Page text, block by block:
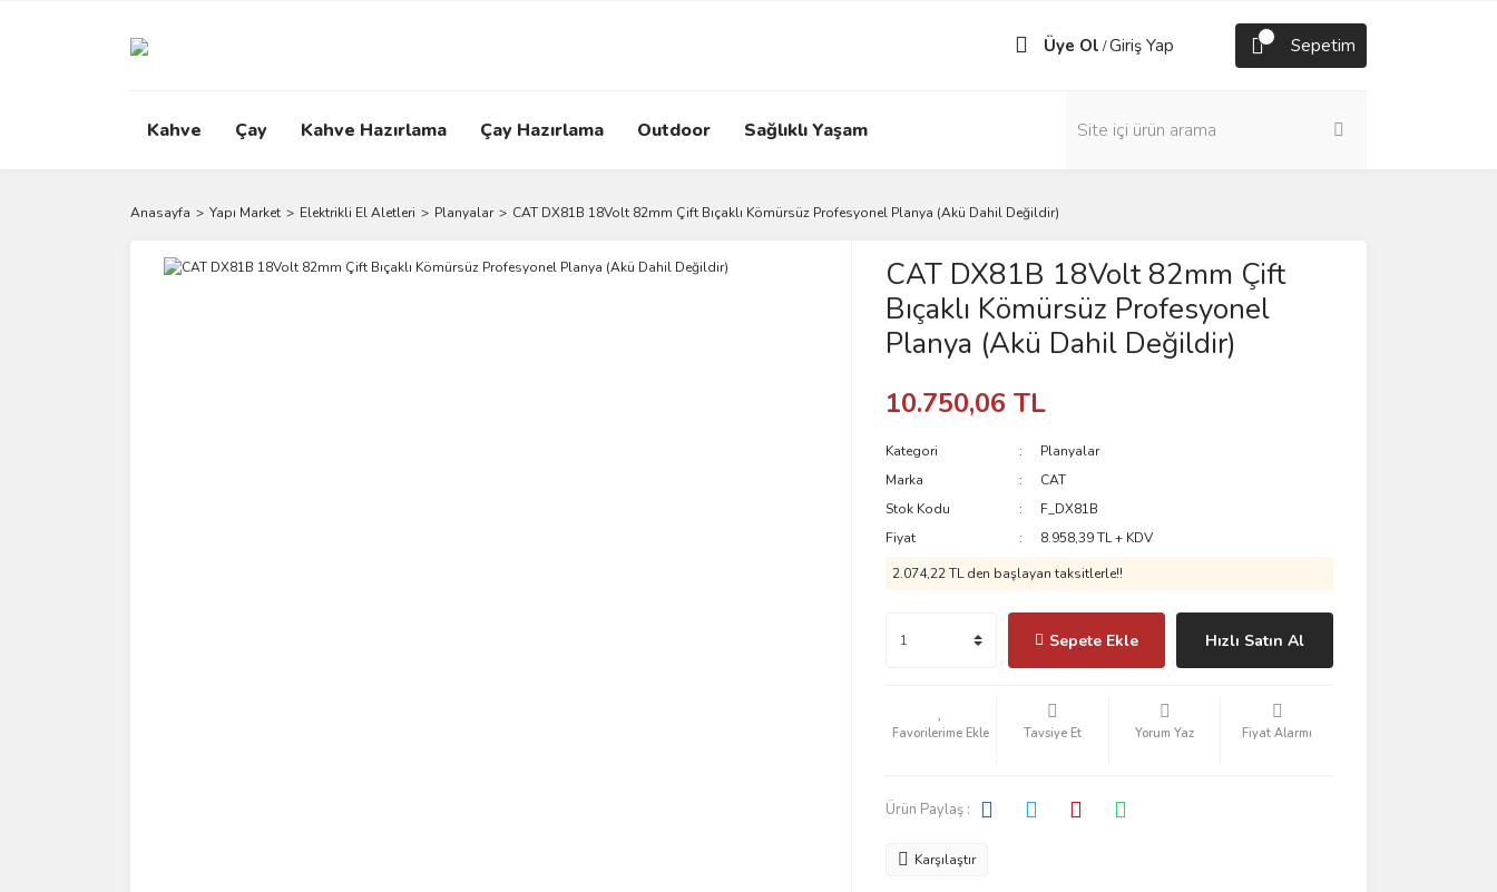
Üye Ol /Giriş Yap Sepetim
Kahve Çay Kahve Hazırlama Çay Hazırlama Outdoor Sağlıklı Yaşam
Anasayfa Yapı Market Elektrikli El Aletleri Planyalar CAT DX81B 18Volt 82mm Çift Bıçaklı Kömürsüz Profesyonel Planya (Akü Dahil Değildir)
CAT DX81B 18Volt 82mm Çift
Bıçaklı Kömürsüz Profesyonel
Planya (Akü Dahil Değildir)
10.750,06 TL
Kategori
Planyalar
Marka
CAT
Stok Kodu
F_DX81B
Fiyat
8.958,39 TL + KDV
2.074,22 TL den başlayan taksitlerle!!
Sepete Ekle Hızlı Satın Al
Tavsiye Et Yorum Yaz Fiyat Alarmı
Ürün Paylaş :
Karşılaştır